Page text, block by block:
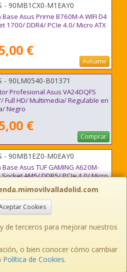
- 90MB1CX0-M1EAY0
Base Asus Prime B760M-A WIFI D4
1700/ DDR4/ PCIe 4.0/ Micro ATX
€
Avísame
- 90LM0540-B01371
Profesional Asus VA24DQFS
Full HD/ Multimedia/ Regulable en
Negro
€
Comprar
- 90MB1EZ0-M0EAY0
Base Asus TUF GAMING A620M-
Socket AM5/ DDR5/ PCIe 4.0/ Micro
€
- 90LM06G1-B01171
Multimedia/ Negro
Cookies
de terceros para mejorar nuestros
o bien conocer cómo cambiar
Política de Cookies.